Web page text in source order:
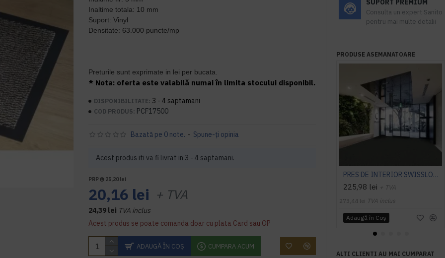
Inaltime totala: 10 mm
Suport: Vinyl
Densitate: 63.000 puncte/mp
Preturile sunt exprimate in lei per bucata.
* Nota: oferta este valabilă numai în limita stocului disponibil.
DISPONIBILITATE: 3 - 4 saptamani
COD PRODUS: PCF17500
Acest produs iti va fi livrat in 3 - 4 saptamani.
Bazată pe 0 note. - Spune-ţi opinia
PRP 25,20 lei
20,16 lei + TVA
24,39 lei TVA inclus
Acest produs se poate comanda doar cu plata Card sau OP
ADAUGĂ ÎN COŞ CUMPARA ACUM
SUPORT PREMIUM
Consulta un expert Sanito
pentru mai multe detalii
PRODUSE ASEMANATOARE
PRES DE INTERIOR SWISSLON CLASSIC, NOTRAX
225,98 lei + TVA
273,44 lei TVA inclus
Adaugă în Coş
ALTI CLIENTI AU MAI CUMPARAT